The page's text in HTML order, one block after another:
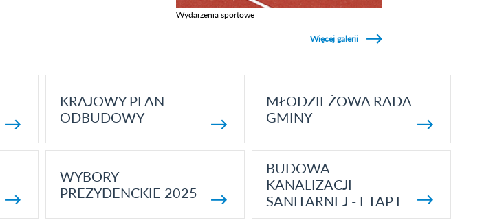
Wydarzenia sportowe
Więcej galerii
KRAJOWY PLAN
ODBUDOWY
MŁODZIEŻOWA RADA
GMINY
WYBORY
PREZYDENCKIE 2025
BUDOWA
KANALIZACJI
SANITARNEJ - ETAP I